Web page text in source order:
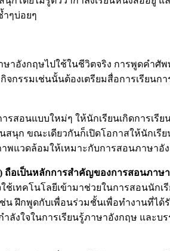
ๆบ่อยๆ
าอังกฤษไปใช้ในชีวิตจริง การพูดคำศั
รรมเช่นนั้นต้องเตรียมสื่อการเรียนก
สอนแบบใหม่ๆ ให้นักเรียนเกิดการเ
นุก ขณะเดียวกันก็เปิดโอกาสให้นักเ
พแวดล้อมให้เหมาะกับการสอนภาษาอั
) ถือเป็นหลักการสำคัญของการสอนภาษ
เทคโนโลยีเข้ามาช่วยในการสอนนัก
ฝึกพูดกับเพื่อนร่วมชั้นเพื่อทำงานที่ได้
ลังใจในการเรียนรู้ภาษาอังกฤษ และ